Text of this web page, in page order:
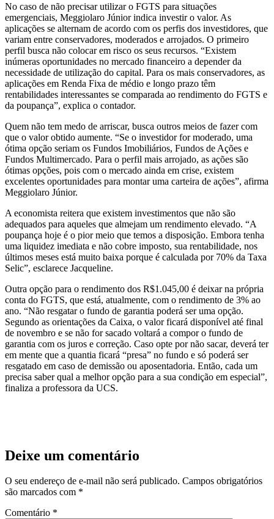
No caso de não precisar utilizar o FGTS para situações
emergenciais, Meggiolaro Júnior indica investir o valor. As
aplicações se alternam de acordo com os perfis dos investidores, que
variam entre conservadores, moderados e arrojados. O primeiro
perfil busca não colocar em risco os seus recursos. “Existem
inúmeras oportunidades no mercado financeiro a depender da
necessidade de utilização do capital. Para os mais conservadores, as
aplicações em Renda Fixa de médio e longo prazo têm
rentabilidades interessantes se comparada ao rendimento do FGTS e
da poupança”, explica o contador.
Quem não tem medo de arriscar, busca outros meios de fazer com
que o valor obtido aumente. “Se o investidor for moderado, uma
ótima opção seriam os Fundos Imobiliários, Fundos de Ações e
Fundos Multimercado. Para o perfil mais arrojado, as ações são
ótimas opções, pois com o mercado ainda em crise, existem
excelentes oportunidades para montar uma carteira de ações”, afirma
Meggiolaro Júnior.
A economista reitera que existem investimentos que não são
adequados para aqueles que almejam um rendimento elevado. “A
poupança hoje é o pior meio que temos a disposição. Embora tenha
uma liquidez imediata e não cobre imposto, sua rentabilidade, nos
últimos meses está muito baixa porque é calculada por 70% da Taxa
Selic”, esclarece Jacqueline.
Outra opção para o rendimento dos R$1.045,00 é deixar na própria
conta do FGTS, que está, atualmente, com o rendimento de 3% ao
ano. “Não resgatar o fundo de garantia poderá ser uma opção.
Segundo as orientações da Caixa, o valor ficará disponível até final
de novembro e se não for sacado voltará a compor o fundo de
garantia com os juros e correção. Caso opte por não sacar, deverá ter
em mente que a quantia ficará “presa” no fundo e só poderá ser
resgatado em caso de demissão ou aposentadoria. Então, cada um
precisa saber qual a melhor opção para a sua condição em especial”,
finaliza a professora da UCS.
Deixe um comentário
O seu endereço de e-mail não será publicado. Campos obrigatórios
são marcados com *
Comentário *